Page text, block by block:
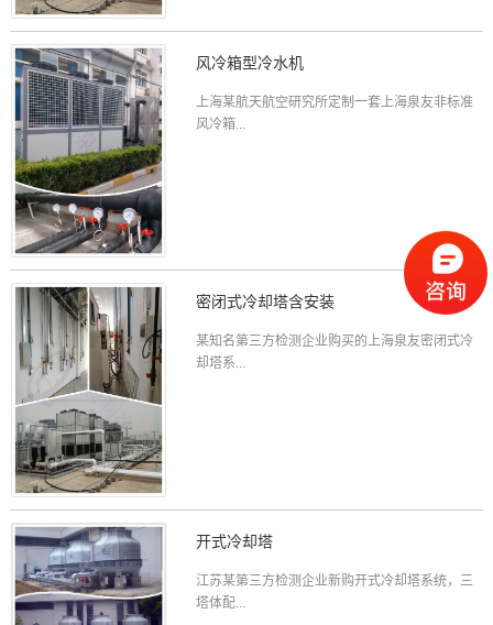
风冷箱型冷水机
上海某航天航空研究所定制一套上海泉友非标准
风冷箱...
密闭式冷却塔含安装
某知名第三方检测企业购买的上海泉友密闭式冷
却塔系...
开式冷却塔
江苏某第三方检测企业新购开式冷却塔系统，三
塔体配...